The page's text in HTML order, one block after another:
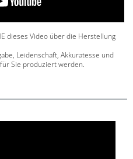
dieses Video über die Herstellung
Leidenschaft, Akkuratesse und
Sie produziert werden.